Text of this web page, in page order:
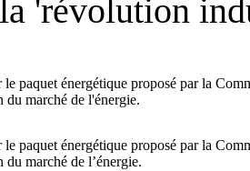
'révolution
paquet énergétique proposé par la
du marché de l'énergie.
paquet énergétique proposé par la
marché de l’énergie.